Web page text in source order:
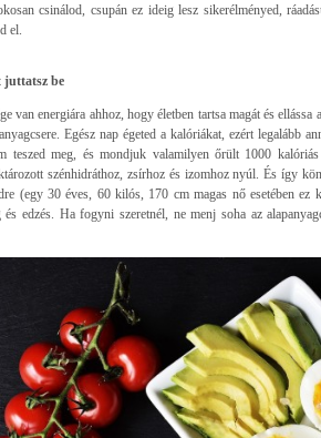
csinálod, csupán ez ideig lesz sikerélményed,
el.
juttatsz be
van energiára ahhoz, hogy életben tartsa magát és
Egész nap égeted a kalóriákat, ezért legalább
teszed meg, és mondjuk valamilyen őrült 1000
szénhidráthoz, zsírhoz és izomhoz nyúl. És így
(egy 30 éves, 60 kilós, 170 cm magas nő esetében
edzés. Ha fogyni szeretnél, ne menj soha az